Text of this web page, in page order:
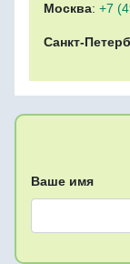
Москва: +7
Санкт-
Ваше имя